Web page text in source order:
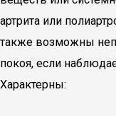
артрита или
также возможны
покоя, если
Характерны: